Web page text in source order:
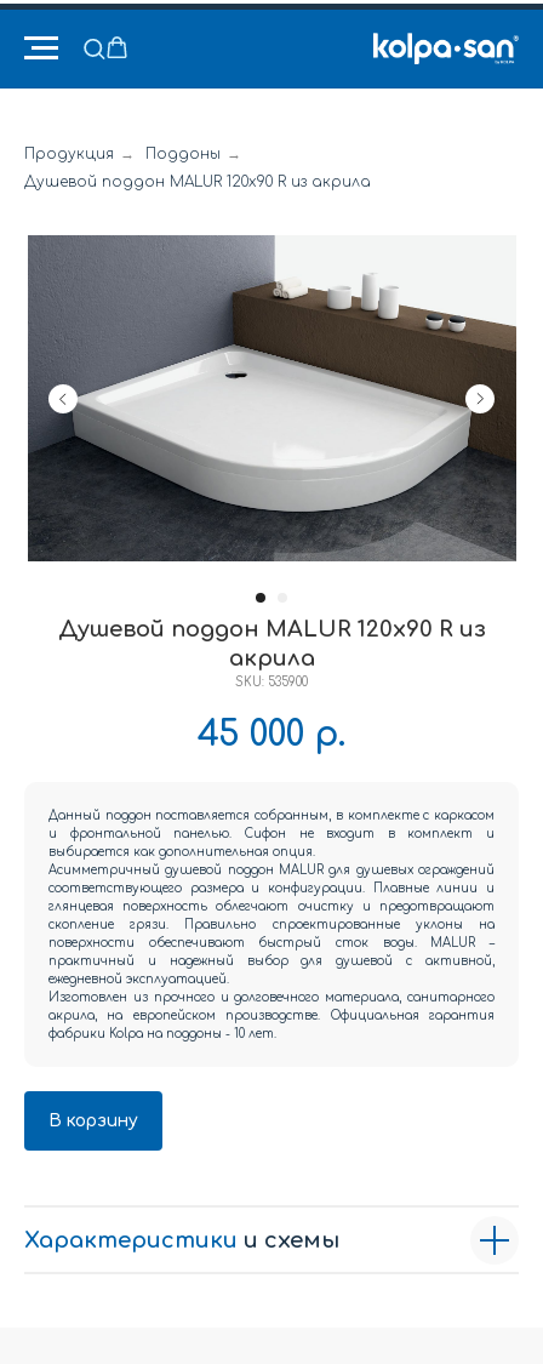
Продукция → Поддоны →
Душевой поддон MALUR 120x90 R из акрила
Душевой поддон MALUR 120x90 R из
акрила
SKU: 535900
45 000 р.
Данный поддон поставляется собранным, в комплекте с каркасом
и фронтальной панелью. Сифон не входит в комплект и
выбирается как дополнительная опция.
Асимметричный душевой поддон MALUR для душевых ограждений
соответствующего размера и конфигурации. Плавные линии и
глянцевая поверхность облегчают очистку и предотвращают
скопление грязи. Правильно спроектированные уклоны на
поверхности обеспечивают быстрый сток воды. MALUR –
практичный и надежный выбор для душевой с активной,
ежедневной эксплуатацией.
Изготовлен из прочного и долговечного материала, санитарного
акрила, на европейском производстве. Официальная гарантия
фабрики Kolpa на поддоны - 10 лет.
В корзину
Характеристики и схемы